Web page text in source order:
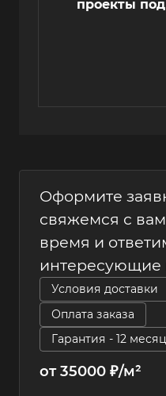
проекты
Оформите
свяжемся с
время и
интересующие
Условия доставки
Оплата заказа
Гарантия - 12
от 35000 ₽/м²